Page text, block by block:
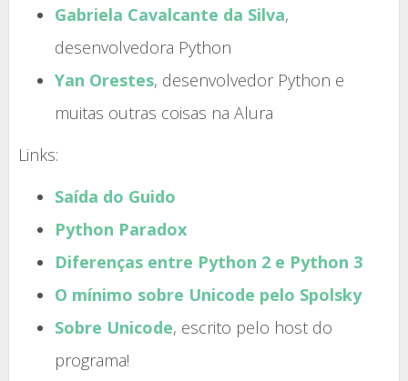
Gabriela Cavalcante da Silva,
desenvolvedora Python
Yan Orestes, desenvolvedor Python e
muitas outras coisas na Alura
Links:
Saída do Guido
Python Paradox
Diferenças entre Python 2 e Python 3
O mínimo sobre Unicode pelo Spolsky
Sobre Unicode, escrito pelo host do
programa!